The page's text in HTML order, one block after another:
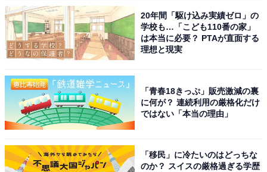
20年間「駆け込み実績ゼロ」の
学校も…「こども110番の家」
は本当に必要？ PTAが直面する
理想と現実
「青春18きっぷ」販売激減の裏
に何が？ 連続利用の厳格化だけ
ではない「本当の理由」
「移民」に冷たいのはどっちな
のか？ スイスの厳格過ぎる学歴